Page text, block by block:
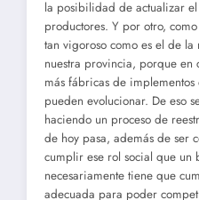
la posibilidad de actualizar
productores. Y por otro,
tan vigoroso como es el de
nuestra provincia, porque en
más fábricas de implementos
pueden evolucionar. De eso
haciendo un proceso de
de hoy pasa, además de ser
cumplir ese rol social que un
necesariamente tiene que
adecuada para poder